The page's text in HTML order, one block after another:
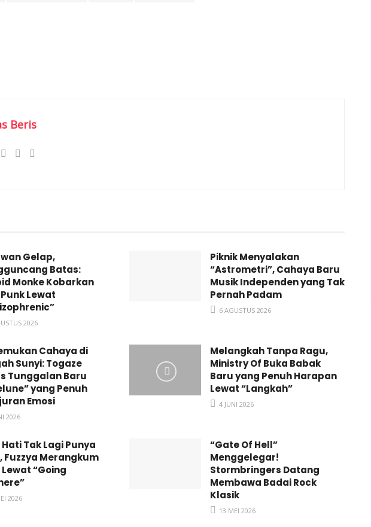
Beris
Gelap,
Batas:
Monke Kobarkan
Lewat
2026
Piknik Menyalakan
“Astrometri”, Cahaya Baru
Musik Independen yang Tak
Pernah Padam
6 AGUSTUS 2026
Cahaya di
Sunyi: Togaze
Tunggalan Baru
yang Penuh
Emosi
2026
Melangkah Tanpa Ragu,
Ministry Of Buka Babak
Baru yang Penuh Harapan
Lewat “Langkah”
4 JUNI 2026
Tak Lagi Punya
Fuzzya Merangkum
“Going
2026
“Gate Of Hell”
Menggelegar!
Stormbringers Datang
Membawa Badai Rock
Klasik
13 MEI 2026